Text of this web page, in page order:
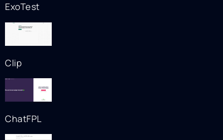
ExoTest
Clip
ChatFPL